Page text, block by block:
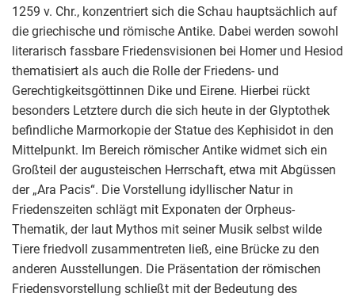
1259 v. Chr., konzentriert sich die Schau hauptsächlich auf
die griechische und römische Antike. Dabei werden sowohl
literarisch fassbare Friedensvisionen bei Homer und Hesiod
thematisiert als auch die Rolle der Friedens- und
Gerechtigkeitsgöttinnen Dike und Eirene. Hierbei rückt
besonders Letztere durch die sich heute in der Glyptothek
befindliche Marmorkopie der Statue des Kephisidot in den
Mittelpunkt. Im Bereich römischer Antike widmet sich ein
Großteil der augusteischen Herrschaft, etwa mit Abgüssen
der „Ara Pacis“. Die Vorstellung idyllischer Natur in
Friedenszeiten schlägt mit Exponaten der Orpheus-
Thematik, der laut Mythos mit seiner Musik selbst wilde
Tiere friedvoll zusammentreten ließ, eine Brücke zu den
anderen Ausstellungen. Die Präsentation der römischen
Friedensvorstellung schließt mit der Bedeutung des